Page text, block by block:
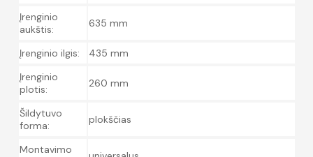
Įrenginio
aukštis:
635 mm
Įrenginio ilgis:
435 mm
Įrenginio
plotis:
260 mm
Šildytuvo
forma:
plokščias
Montavimo